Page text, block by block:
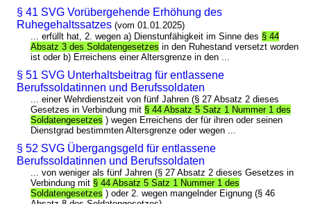
§ 41 SVG Vorübergehende Erhöhung des
Ruhegehaltssatzes (vom 01.01.2025)
... erfüllt hat, 2. wegen a) Dienstunfähigkeit im Sinne des § 44
Absatz 3 des Soldatengesetzes in den Ruhestand versetzt worden
ist oder b) Erreichens einer Altersgrenze in den ...
§ 51 SVG Unterhaltsbeitrag für entlassene
Berufssoldatinnen und Berufssoldaten
... einer Wehrdienstzeit von fünf Jahren (§ 27 Absatz 2 dieses
Gesetzes in Verbindung mit § 44 Absatz 5 Satz 1 Nummer 1 des
Soldatengesetzes ) wegen Erreichens der für ihren oder seinen
Dienstgrad bestimmten Altersgrenze oder wegen ...
§ 52 SVG Übergangsgeld für entlassene
Berufssoldatinnen und Berufssoldaten
... von weniger als fünf Jahren (§ 27 Absatz 2 dieses Gesetzes in
Verbindung mit § 44 Absatz 5 Satz 1 Nummer 1 des
Soldatengesetzes ) oder 2. wegen mangelnder Eignung (§ 46